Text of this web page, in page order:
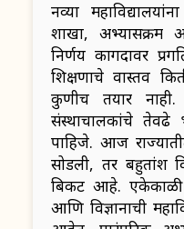
नव्या
शाखा, अभ्यासक्रम
निर्णय कागदावर
शिक्षणाचे वास्तव
कुणीच तयार नाही.
संस्थाचालकांचे
पाहिजे. आज
सोडली, तर बहुतांश
बिकट आहे.
आणि विज्ञानाची